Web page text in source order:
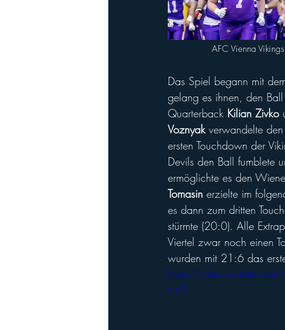
AFC Vienna
Das Spiel begann mit
gelang es ihnen, den
Quarterback Kilian Zivko
Voznyak verwandelte den
ersten Touchdown der
Devils den Ball fumblete
ermöglichte es den
Tomasin erzielte im
es dann zum dritten
stürmte (20:0). Alle
Viertel zwar noch einen
wurden mit 21:6 das
https://
mp4